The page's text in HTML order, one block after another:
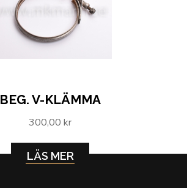
BEG. V-KLÄMMA
300,00 kr
LÄS MER